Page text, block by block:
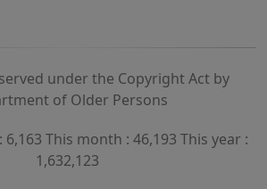
under the Copyright Act by
of Older Persons
This month : 46,193 This year :
1,632,123